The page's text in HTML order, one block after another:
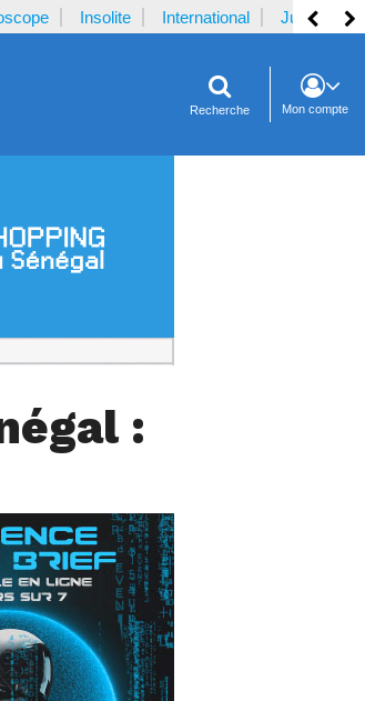
Insolite International Justice
Recherche Mon compte
: